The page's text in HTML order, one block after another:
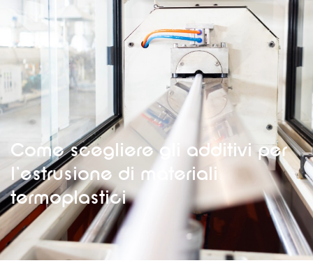
Come scegliere gli additivi per
l’estrusione di materiali
termoplastici